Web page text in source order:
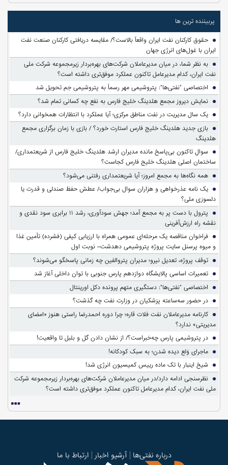
پربیننده ترین ها
حقوق کارکنان نفت ایران واقعاً بالاست؟/ مقایسه دریافتی کارکنان صنعت نفت
ایران با غول‌های انرژی جهان
به نظر شما، در میان مدیرعاملان شرکت‌های بهره‌بردار زیرمجموعه شرکت ملی
نفت ایران، کدام مدیرعامل تاکنون عملکرد موفق‌تری داشته است؟
اختصاصی "نفتی‌ها": پتروشیمی مهر رسماً به پتروشیمی جم تحویل شد
نمایش دیروز مجمع هلدینگ خلیج فارس به نفع چه کسانی تمام شد؟
یک سال مدیریت در نفت مناطق مرکزی؛ آیا عملکرد با انتظارات همخوانی دارد؟
بازی جدید هلدینگ خلیج فارس استارت خورد؟ / بازی با زمان برگزاری مجمع
هلدینگ
سوالِ تاکنون بی‌پاسخ مانده مدیران ارشد هلدینگ خلیج فارس از شریعتمداری/
ساختمان اصلی هلدینگ خلیج فارس کجاست؟
همه نگاه‌ها به مجمع امروز؛ آیا شریعتمداری رفتنی می‌شود؟
یک نامه عذرخواهی و هزاران سوال بی‌جواب/ عطش حفظ صندلی و قدرت یا
دلسوزی ملی؟
پترول با دست پر به مجمع آمد؛ جهش سودآوری، رشد ۱۱ برابری سود نقدی و
نقشه راه ارزش‌آفرینی
فراخوان مناقصه یک مرحله‌ای عمومی همراه با ارزیابی کیفی (فشرده) تأمین غذا
و میوه پرسنل سایت پروژه پتروشیمی دهدشت– نوبت اول
توقف پروژه، تعدیل نیرو؛ مدیران پتروالفین چه زمانی پاسخگو می‌شوند؟
تعمیرات اساسی پالایشگاه دوازدهم پارس جنوبی با توان داخلی آغاز شد
اختصاصی "نفتی‌ها": دستگیری متهم پرونده دکل اورینتال
در حضور سه‌ساعته پزشکیان در وزارت نفت چه گذشت؟
کارنامه مدیرعاملان نفت فلات قاره؛ چرا دوره احمدرضا راستی هنوز «امضای
مدیریتی» ندارد؟
در پتروشیمی پارس چه‌خبراست؟/ از نشان دادن گل و بلبل تا واقعیت!
ماجرای وَلع دیده شدن؛ به سبک کودکانه!
شیخ اینبار با تک ماده رییس کمیسیون انرژی شد!
نظرسنجی ادامه دارد/در میان مدیرعاملان شرکت‌های بهره‌بردار زیرمجموعه شرکت
ملی نفت ایران، کدام مدیرعامل تاکنون عملکرد موفق‌تری داشته است؟
درباره نفتی‌ها آرشیو اخبار ارتباط با ما